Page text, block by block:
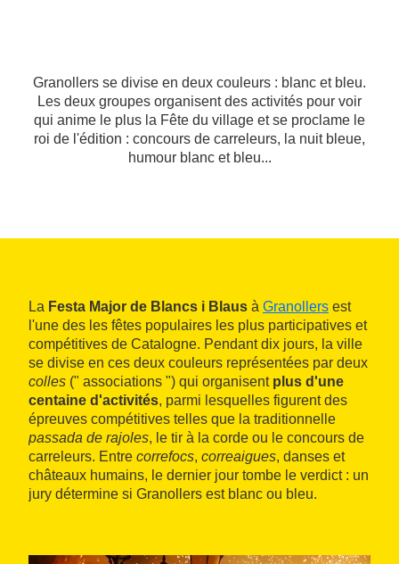
Granollers se divise en deux couleurs : blanc et bleu.
Les deux groupes organisent des activités pour voir
qui anime le plus la Fête du village et se proclame le
roi de l'édition : concours de carreleurs, la nuit bleue,
humour blanc et bleu...
La Festa Major de Blancs i Blaus à Granollers est
l'une des les fêtes populaires les plus participatives et
compétitives de Catalogne. Pendant dix jours, la ville
se divise en ces deux couleurs représentées par deux
colles (" associations ") qui organisent plus d'une
centaine d'activités, parmi lesquelles figurent des
épreuves compétitives telles que la traditionnelle
passada de rajoles, le tir à la corde ou le concours de
carreleurs. Entre correfocs, correaigues, danses et
châteaux humains, le dernier jour tombe le verdict : un
jury détermine si Granollers est blanc ou bleu.